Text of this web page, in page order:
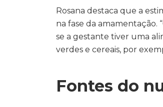
Rosana destaca que a
na fase da amamentação.
se a gestante tiver uma
verdes e cereais, por
Fontes do